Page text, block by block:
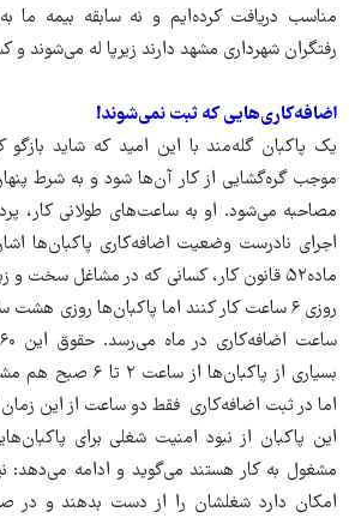
مناسب دریافت کرده‌ایم و نه سابقه بیمه
رفتگران شهرداری مشهد دارند زیرپا له می‌شوند
اضافه‌کاری‌هایی که ثبت نمی‌شوند!
یک پاکبان گله‌مند با این امید که شاید
موجب گره‌گشایی از کار آن‌ها شود و به شرط
مصاحبه می‌شود. او به ساعت‌های طولانی کار،
اجرای نادرست وضعیت اضافه‌کاری پاکبان‌ها
ماده۵۲ قانون کار، کسانی که در مشاغل سخت
بسیاری از پاکبان‌ها
اما در ثبت اضافه‌کاری فقط دو ساعت از این
این پاکبان از نبود امنیت شغلی برای
مشغول به کار هستند می‌گوید و ادامه می‌دهد:
امکان دارد شغلشان را از دست بدهند و در